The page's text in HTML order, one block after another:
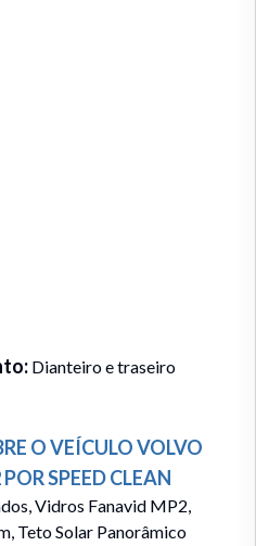
: Dianteiro e traseiro
O VEÍCULOVOLVO
PORSPEED CLEAN
Vidros Fanavid MP2,
Teto Solar Panorâmico